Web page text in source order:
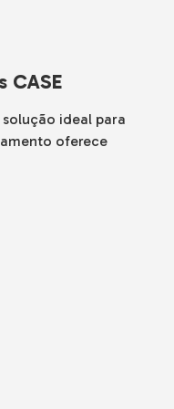
CASE
solução ideal para
oferece